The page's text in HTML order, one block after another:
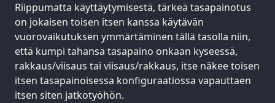
Riippumatta käyttäytymisestä, tärkeä tasapainotus
on jokaisen toisen itsen kanssa käytävän
vuorovaikutuksen ymmärtäminen tällä tasolla niin,
että kumpi tahansa tasapaino onkaan kyseessä,
rakkaus/viisaus tai viisaus/rakkaus, itse näkee toisen
itsen tasapainoisessa konfiguraatiossa vapauttaen
itsen siten jatkotyöhön.